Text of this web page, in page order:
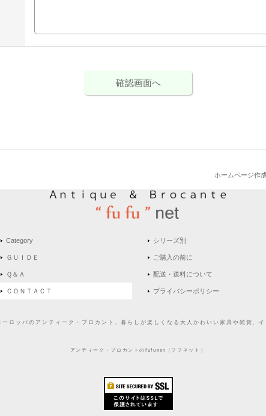
ホームページ作
Category
ＧＵＩＤＥ
Ｑ＆Ａ
ＣＯＮＴＡＣＴ
シリーズ別
ご購入の前に
配送・送料について
プライバシーポリシー
ロッパのアンティーク・ブロカント、暮らしが楽しくなる大人かわいい家具や雑貨、
アンティーク・ブロカントのfufunet（フフネット）